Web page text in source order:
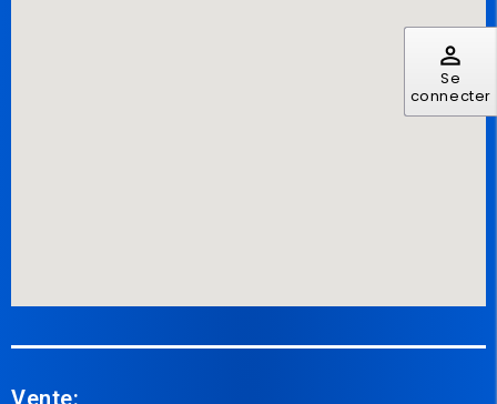
perm_identity
Se
connecter
Vente: